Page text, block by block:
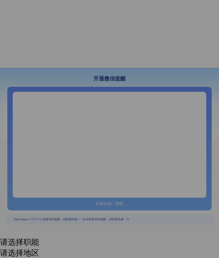
开通微信提醒
长按识别二维码
{{usertype=='2'?'个人投递实时提醒，招聘更快捷！':'企业回复实时提醒，求职更快捷！'}}
请选择职能
请选择地区